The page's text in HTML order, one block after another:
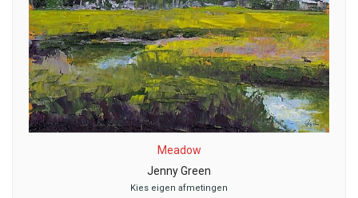
Meadow
Jenny Green
Kies eigen afmetingen